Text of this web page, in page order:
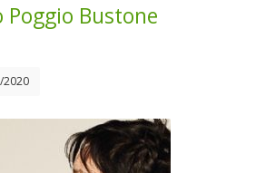
Poggio Bustone
2020